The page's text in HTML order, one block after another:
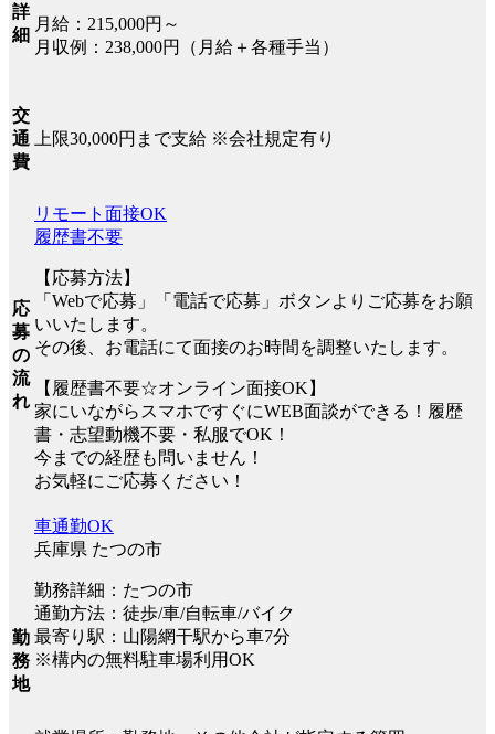
詳
細
月給：215,000円～
月収例：238,000円（月給＋各種手当）
交
通
費
上限30,000円まで支給 ※会社規定有り
応
募
の
流
れ
リモート面接OK
履歴書不要
【応募方法】
「Webで応募」「電話で応募」ボタンよりご応募をお願
いいたします。
その後、お電話にて面接のお時間を調整いたします。
【履歴書不要☆オンライン面接OK】
家にいながらスマホですぐにWEB面談ができる！履歴
書・志望動機不要・私服でOK！
今までの経歴も問いません！
お気軽にご応募ください！
勤
務
地
車通勤OK
兵庫県 たつの市
勤務詳細：たつの市
通勤方法：徒歩/車/自転車/バイク
最寄り駅：山陽網干駅から車7分
※構内の無料駐車場利用OK